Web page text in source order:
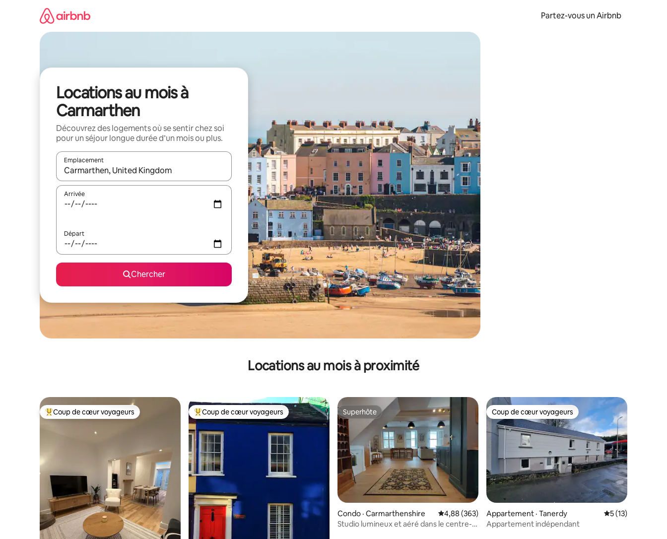
Partez-vous un Airbnb
Locations au mois à
Carmarthen
Découvrez des logements où se sentir chez soi
pour un séjour longue durée d’un mois ou plus.
Emplacement
Quand les résultats sont affichés, parcourez-les en utilisant les flèches vers le haut et vers le bas, ou en appuyant dessus et en les faisant glisser.
Arrivée
Départ
Chercher
Locations au mois à proximité
Coup de cœur voyageurs parmi les plus aimés
Coup de cœur voyageurs Coup de cœur voyageurs parmi les plus aimés
Coup de cœur voyageurs Superhôte
Superhôte
Condo · Carmarthenshire Note moyenne de 4,88 sur 5, 363 commentaires
4,88 (363)
Studio lumineux et aéré dans le centre-
Coup de cœur voyageurs
Coup de cœur voyageurs
Appartement · Tanerdy Note moyenne
5 (13)
Appartement indépendant